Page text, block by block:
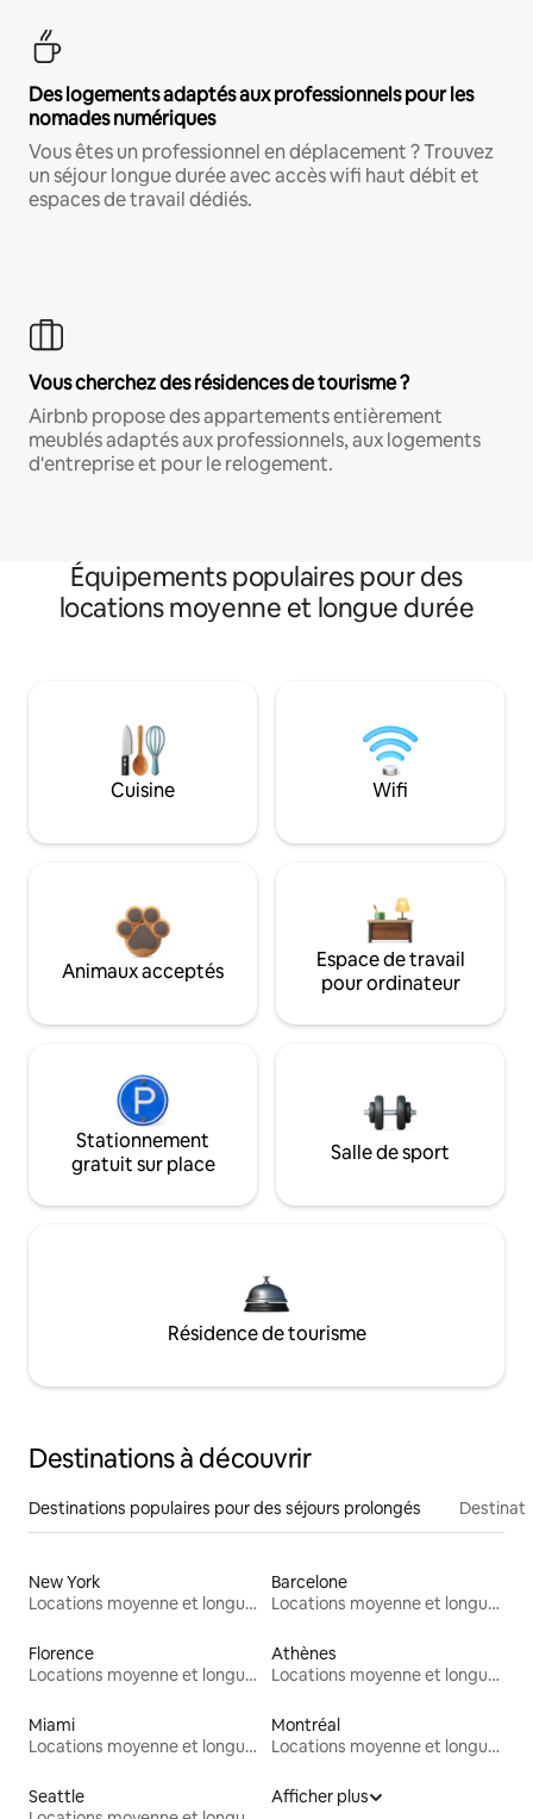
Des logements adaptés aux professionnels pour les
nomades numériques
Vous êtes un professionnel en déplacement ? Trouvez
un séjour longue durée avec accès wifi haut débit et
espaces de travail dédiés.
Vous cherchez des résidences de tourisme ?
Airbnb propose des appartements entièrement
meublés adaptés aux professionnels, aux logements
d'entreprise et pour le relogement.
Équipements populaires pour des
locations moyenne et longue durée
Cuisine Wifi
Animaux acceptés
Espace de travail
pour ordinateur
Stationnement
gratuit sur place
Salle de sport
Résidence de tourisme
Destinations à découvrir
Destinations populaires pour des séjours prolongés
New York
Locations moyenne et longue durée
Barcelone
Locations moyenne et longue durée
Florence
Locations moyenne et longue durée
Athènes
Locations moyenne et longue durée
Miami
Locations moyenne et longue durée
Montréal
Locations moyenne et longue durée
Seattle
Afficher plus